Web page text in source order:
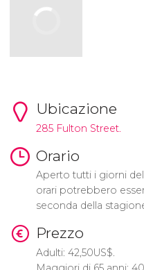
Ubicazione
285 Fulton Street.
Orario
Aperto tutti i giorni
orari potrebbero
seconda della
Prezzo
Adulti: 42,50US$.